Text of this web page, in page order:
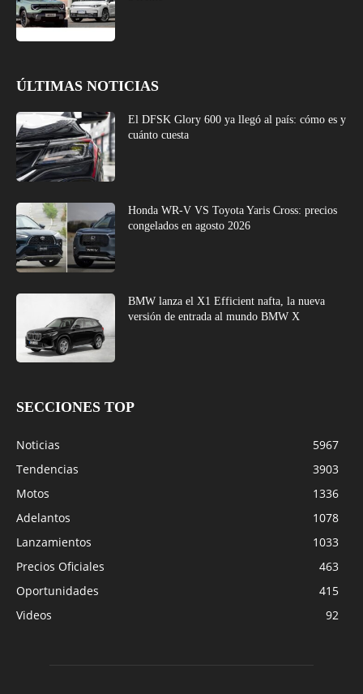
ÚLTIMAS NOTICIAS
El DFSK Glory 600 ya llegó al país: cómo es y
cuánto cuesta
Honda WR-V VS Toyota Yaris Cross: precios
congelados en agosto 2026
BMW lanza el X1 Efficient nafta, la nueva
versión de entrada al mundo BMW X
SECCIONES TOP
Noticias
5967
Tendencias
3903
Motos
1336
Adelantos
1078
Lanzamientos
1033
Precios Oficiales
463
Oportunidades
415
Videos
92